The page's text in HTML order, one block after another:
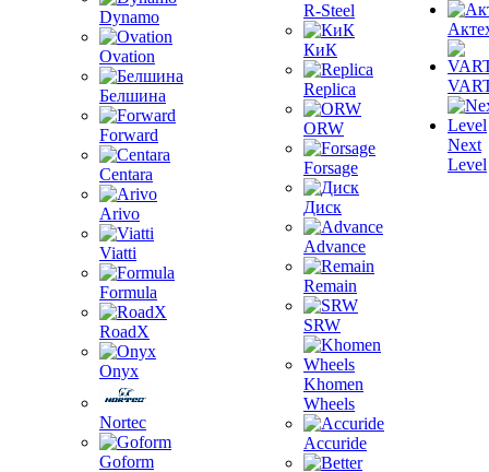
Dynamo
Ovation
Белшина
Forward
Centara
Arivo
Viatti
Formula
RoadX
Onyx
Nortec
Goform
R-Steel
КиК
Replica
ORW
Forsage
Диск
Advance
Remain
SRW
Khomen
Wheels
Accuride
Next
Level